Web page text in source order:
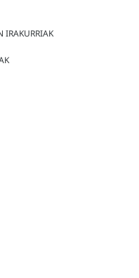
IRAKURRIAK